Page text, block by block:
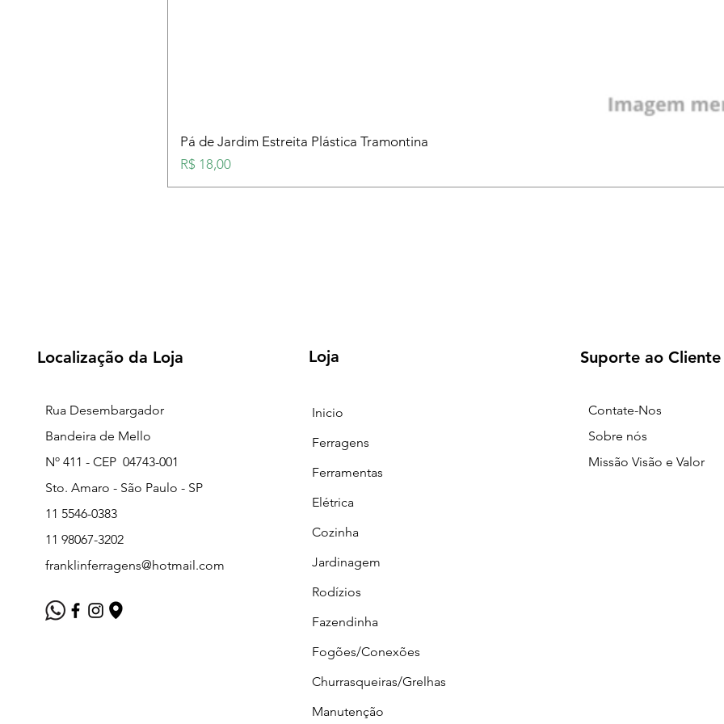
Pá de Jardim Estreita Plástica Tramontina
Preço
R$ 18,00
Localização da Loja
Rua Desembargador
Bandeira de Mello
Nº 411 - CEP 04743-001
Sto. Amaro - São Paulo - SP
11 5546-0383
11 98067-3202
franklinferragens@hotmail.com
Loja
Inicio
Ferragens
Ferramentas
Elétrica
Cozinha
Jardinagem
Rodízios
Fazendinha
Fogões/Conexões
Churrasqueiras/Grelhas
Manutenção
Suporte ao Cliente
Contate-Nos
Sobre nós
Missão Visão e Valor